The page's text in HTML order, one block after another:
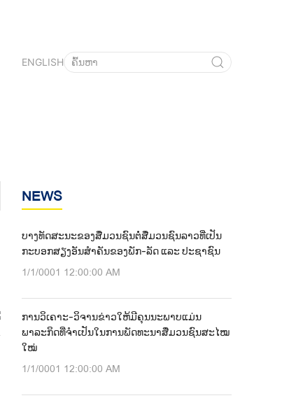
ENGLISH
NEWS
ບາງທັດສະນະຂອງສື່ມວນຊົນຕໍ່ສື່ມວນຊົນລາວທີ່ເປັນ
ກະບອກສຽງອັນສຳຄັນຂອງພັກ-ລັດ ແລະ ປະຊາຊົນ
1/1/0001 12:00:00 AM
ການວິເຄາະ-ວິຈານຂ່າວໃຫ້ມີຄຸນນະພາບແມ່ນ
ພາລະກິດທີ່ຈຳເປັນໃນການພັດທະນາສື່ມວນຊົນສະໄໝ
ໃໝ່
1/1/0001 12:00:00 AM